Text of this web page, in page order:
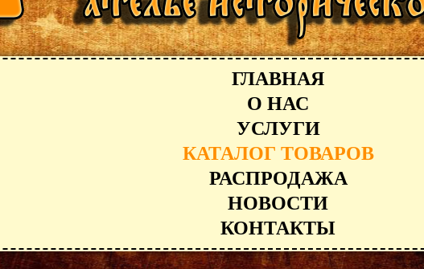
ГЛАВНАЯ
О НАС
УСЛУГИ
КАТАЛОГ ТОВАРОВ
РАСПРОДАЖА
НОВОСТИ
КОНТАКТЫ